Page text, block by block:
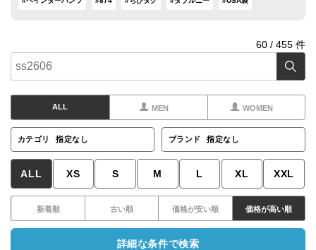
60 / 455 件
ALL MEN WOMEN
カテゴリ 指定なし ブランド 指定なし
ALL XS S M L XL XXL
新着順 古い順 価格が安い順 価格が高い順
詳細な条件で検索